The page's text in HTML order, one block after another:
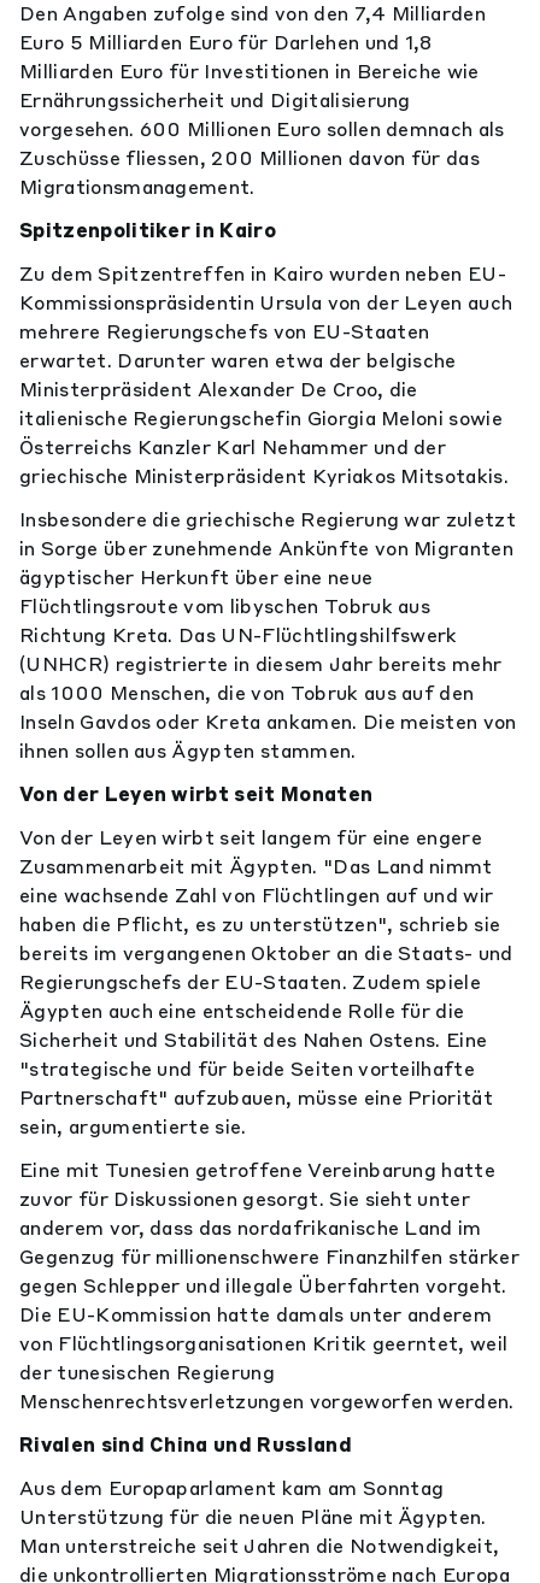
Den Angaben zufolge sind von den 7,4 Milliarden
Euro 5 Milliarden Euro für Darlehen und 1,8
Milliarden Euro für Investitionen in Bereiche wie
Ernährungssicherheit und Digitalisierung
vorgesehen. 600 Millionen Euro sollen demnach als
Zuschüsse fliessen, 200 Millionen davon für das
Migrationsmanagement.
Spitzenpolitiker in Kairo
Zu dem Spitzentreffen in Kairo wurden neben EU-
Kommissionspräsidentin Ursula von der Leyen auch
mehrere Regierungschefs von EU-Staaten
erwartet. Darunter waren etwa der belgische
Ministerpräsident Alexander De Croo, die
italienische Regierungschefin Giorgia Meloni sowie
Österreichs Kanzler Karl Nehammer und der
griechische Ministerpräsident Kyriakos Mitsotakis.
Insbesondere die griechische Regierung war zuletzt
in Sorge über zunehmende Ankünfte von Migranten
ägyptischer Herkunft über eine neue
Flüchtlingsroute vom libyschen Tobruk aus
Richtung Kreta. Das UN-Flüchtlingshilfswerk
(UNHCR) registrierte in diesem Jahr bereits mehr
als 1000 Menschen, die von Tobruk aus auf den
Inseln Gavdos oder Kreta ankamen. Die meisten von
ihnen sollen aus Ägypten stammen.
Von der Leyen wirbt seit Monaten
Von der Leyen wirbt seit langem für eine engere
Zusammenarbeit mit Ägypten. "Das Land nimmt
eine wachsende Zahl von Flüchtlingen auf und wir
haben die Pflicht, es zu unterstützen", schrieb sie
bereits im vergangenen Oktober an die Staats- und
Regierungschefs der EU-Staaten. Zudem spiele
Ägypten auch eine entscheidende Rolle für die
Sicherheit und Stabilität des Nahen Ostens. Eine
"strategische und für beide Seiten vorteilhafte
Partnerschaft" aufzubauen, müsse eine Priorität
sein, argumentierte sie.
Eine mit Tunesien getroffene Vereinbarung hatte
zuvor für Diskussionen gesorgt. Sie sieht unter
anderem vor, dass das nordafrikanische Land im
Gegenzug für millionenschwere Finanzhilfen stärker
gegen Schlepper und illegale Überfahrten vorgeht.
Die EU-Kommission hatte damals unter anderem
von Flüchtlingsorganisationen Kritik geerntet, weil
der tunesischen Regierung
Menschenrechtsverletzungen vorgeworfen werden.
Rivalen sind China und Russland
Aus dem Europaparlament kam am Sonntag
Unterstützung für die neuen Pläne mit Ägypten.
Man unterstreiche seit Jahren die Notwendigkeit,
die unkontrollierten Migrationsströme nach Europa